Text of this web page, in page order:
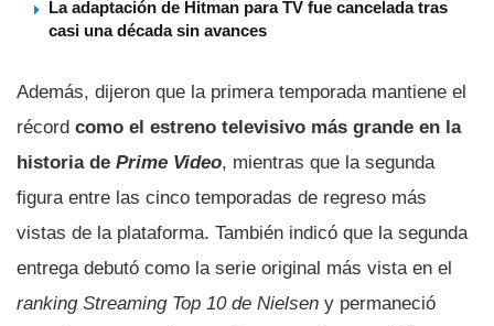
La adaptación de Hitman para TV fue cancelada tras
casi una década sin avances
Además, dijeron que la primera temporada mantiene el
récord como el estreno televisivo más grande en la
historia de Prime Video, mientras que la segunda
figura entre las cinco temporadas de regreso más
vistas de la plataforma. También indicó que la segunda
entrega debutó como la serie original más vista en el
ranking Streaming Top 10 de Nielsen y permaneció